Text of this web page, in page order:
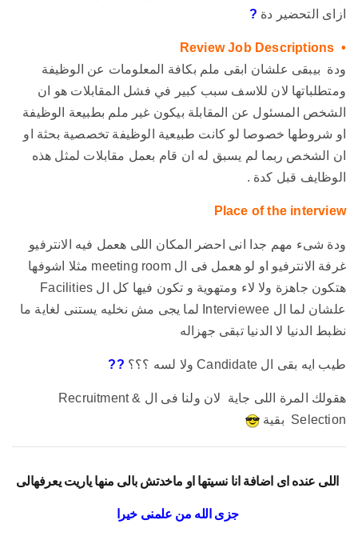
ازاى التحضير دة ?
• Review Job Descriptions
ودة بيبقى علشان ابقى ملم بكافة المعلومات عن الوظيفة
ومتطلباتها لان للاسف سبب كبير في فشل المقابلات هو ان
الشخص المسئول عن المقابلة بيكون غير ملم بطبيعة الوظيفة
او شروطها خصوصا لو كانت طبيعية الوظيفة تخصصية بحثة او
ان الشخص ربما لم يسبق له ان قام بعمل مقابلات لمثل هذه
الوظايف قبل كدة .
Place of the interview
ودة شىء مهم جدا انى احضر المكان اللى هعمل فيه الانترفيو
غرفة الانترفيو او لو هعمل فى ال meeting room مثلا اشوفها
هتكون جاهزة ولا لاء ومتهوية و تكون فيها كل ال Facilities
علشان لما ال Interviewee لما يجى مش نخليه يستنى لغاية ما
نظبط الدنيا لا الدنيا تبقى جهزاله
طيب ايه بقى ال Candidate ولا لسه ؟؟؟ ??
هقولك المرة اللى جاية لان ولنا فى ال Recruitment &
Selection بقية
جزى الله من علمنى خيرا